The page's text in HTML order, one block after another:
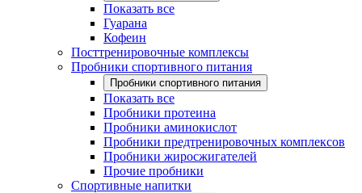
Показать все
Гуарана
Кофеин
Посттренировочные комплексы
Пробники спортивного питания
Пробники спортивного питания
Показать все
Пробники протеина
Пробники аминокислот
Пробники предтренировочных комплексов
Пробники жиросжигателей
Прочие пробники
Спортивные напитки